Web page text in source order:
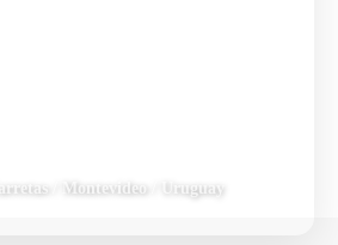
/ Montevideo / Uruguay